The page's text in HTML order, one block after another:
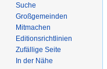
Suche
Großgemeinden
Mitmachen
Editionsrichtlinien
Zufällige Seite
In der Nähe